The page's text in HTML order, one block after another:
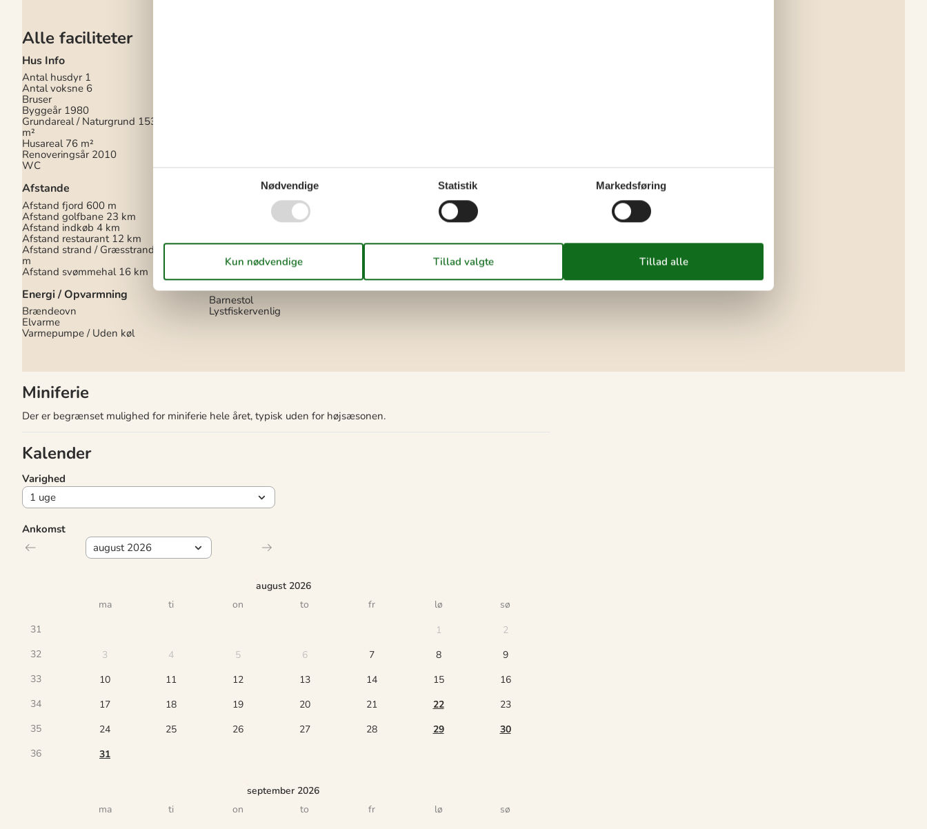
Alle faciliteter
Hus Info
Antal husdyr 1
Antal voksne 6
Bruser
Byggeår 1980
Grundareal / Naturgrund 1536
m²
Husareal 76 m²
Renoveringsår 2010
WC
Afstande
Afstand fjord 600 m
Afstand golfbane 23 km
Afstand indkøb 4 km
Afstand restaurant 12 km
Afstand strand / Græsstrand
600
m
Afstand svømmehal 16 km
Energi / Opvarmning
Brændeovn
Elvarme
Varmepumpe / Uden køl
Strygebræt
Vaskemaskine
Multimedier
Parabol
Tysk TV
Ekstra
Barnestol
Lystfiskervenlig
Gulvvarme
Opladning af elbil ikke tilladt
Rygning ikke tilladt
Pris inklusiv
Slutrengøring inkl.
Miniferie
Der er begrænset mulighed for miniferie hele året, typisk uden for højsæsonen.
Kalender
Ankomst
august 2026
ma
ti on to fr lø
sø
31
1
2
32
3 4 5 6 7 8
9
33
10 11 12 13 14 15
16
34
17 18 19 20 21 22
23
35
24 25 26 27 28 29
30
36
31
september 2026
ma
ti on to fr lø
sø
Varighed
Nødvendige Statistik Markedsføring